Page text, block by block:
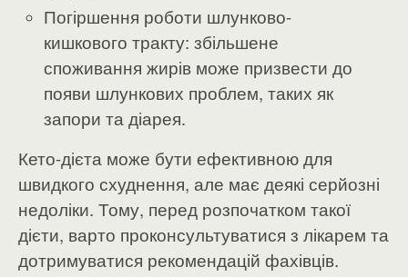
Погіршення роботи шлунково-
кишкового тракту: збільшене
споживання жирів може призвести до
появи шлункових проблем, таких як
запори та діарея.
Кето-дієта може бути ефективною для
швидкого схуднення, але має деякі серйозні
недоліки. Тому, перед розпочатком такої
дієти, варто проконсультуватися з лікарем та
дотримуватися рекомендацій фахівців.